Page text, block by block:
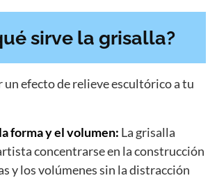
sirve la grisalla?
un efecto de relieve escultórico a tu
forma y el volumen: La grisalla
concentrarse en la construcción
y los volúmenes sin la distracción